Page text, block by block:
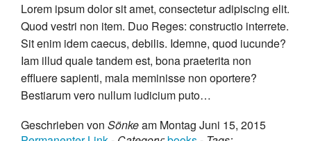
Lorem ipsum dolor sit amet, consectetur adipiscing elit.
Quod vestri non item. Duo Reges: constructio interrete.
Sit enim idem caecus, debilis. Idemne, quod iucunde?
Iam illud quale tandem est, bona praeterita non
effluere sapienti, mala meminisse non oportere?
Bestiarum vero nullum iudicium puto…
Geschrieben von Sönkeam Montag Juni 15, 2015